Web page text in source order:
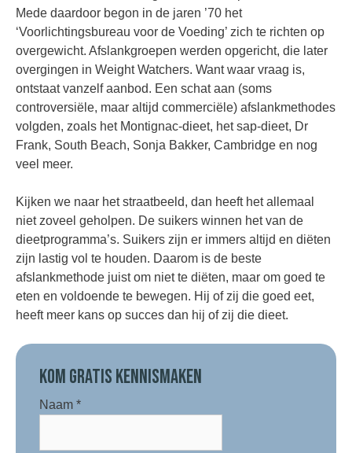
Mede daardoor begon in de jaren ’70 het
‘Voorlichtingsbureau voor de Voeding’ zich te richten op
overgewicht. Afslankgroepen werden opgericht, die later
overgingen in Weight Watchers. Want waar vraag is,
ontstaat vanzelf aanbod. Een schat aan (soms
controversiële, maar altijd commerciële) afslankmethodes
volgden, zoals het Montignac-dieet, het sap-dieet, Dr
Frank, South Beach, Sonja Bakker, Cambridge en nog
veel meer.
Kijken we naar het straatbeeld, dan heeft het allemaal
niet zoveel geholpen. De suikers winnen het van de
dieetprogramma’s. Suikers zijn er immers altijd en diëten
zijn lastig vol te houden. Daarom is de beste
afslankmethode juist om niet te diëten, maar om goed te
eten en voldoende te bewegen. Hij of zij die goed eet,
heeft meer kans op succes dan hij of zij die dieet.
KOM GRATIS KENNISMAKEN
Naam *